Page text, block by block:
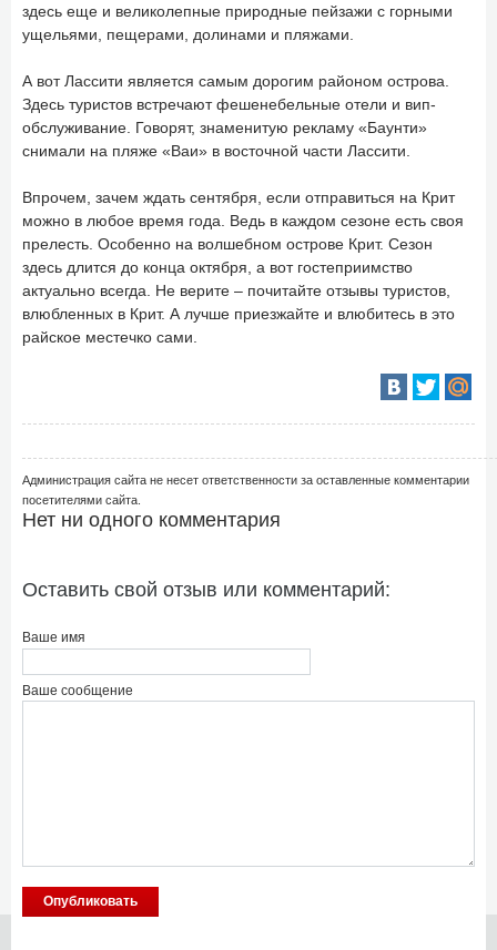
здесь еще и великолепные природные пейзажи с горными
ущельями, пещерами, долинами и пляжами.
А вот Лассити является самым дорогим районом острова.
Здесь туристов встречают фешенебельные отели и вип-
обслуживание. Говорят, знаменитую рекламу «Баунти»
снимали на пляже «Ваи» в восточной части Лассити.
Впрочем, зачем ждать сентября, если отправиться на Крит
можно в любое время года. Ведь в каждом сезоне есть своя
прелесть. Особенно на волшебном острове Крит. Сезон
здесь длится до конца октября, а вот гостеприимство
актуально всегда. Не верите – почитайте отзывы туристов,
влюбленных в Крит. А лучше приезжайте и влюбитесь в это
райское местечко сами.
Администрация сайта не несет ответственности за оставленные комментарии
посетителями сайта.
Нет ни одного комментария
Оставить свой отзыв или комментарий:
Ваше имя
Ваше сообщение